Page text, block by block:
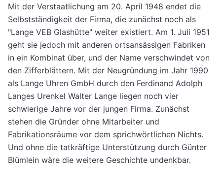
Mit der Verstaatlichung am 20. April 1948 endet die
Selbstständigkeit der Firma, die zunächst noch als
"Lange VEB Glashütte" weiter existiert. Am 1. Juli 1951
geht sie jedoch mit anderen ortsansässigen Fabriken
in ein Kombinat über, und der Name verschwindet von
den Zifferblättern. Mit der Neugründung im Jahr 1990
als Lange Uhren GmbH durch den Ferdinand Adolph
Langes Urenkel Walter Lange liegen noch vier
schwierige Jahre vor der jungen Firma. Zunächst
stehen die Gründer ohne Mitarbeiter und
Fabrikationsräume vor dem sprichwörtlichen Nichts.
Und ohne die tatkräftige Unterstützung durch Günter
Blümlein wäre die weitere Geschichte undenkbar.